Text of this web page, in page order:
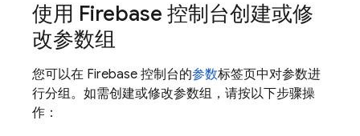
使用 Firebase 控制台创建或修
改参数组
您可以在 Firebase 控制台的参数标签页中对参数进
行分组。如需创建或修改参数组，请按以下步骤操
作：